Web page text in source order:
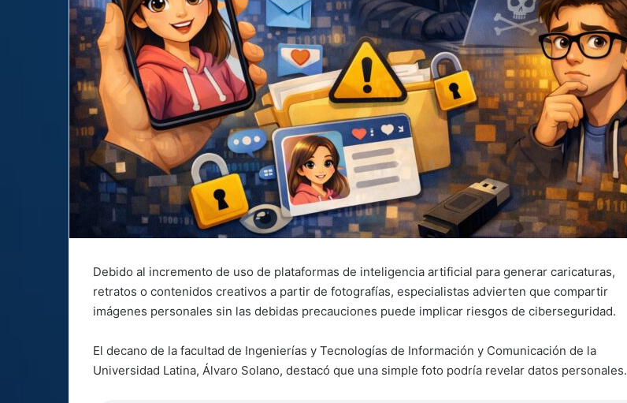
Debido al incremento de uso de plataformas de inteligencia artificial para generar caricaturas,
retratos o contenidos creativos a partir de fotografías, especialistas advierten que compartir
imágenes personales sin las debidas precauciones puede implicar riesgos de ciberseguridad.
El decano de la facultad de Ingenierías y Tecnologías de Información y Comunicación de la
Universidad Latina, Álvaro Solano, destacó que una simple foto podría revelar datos personales.